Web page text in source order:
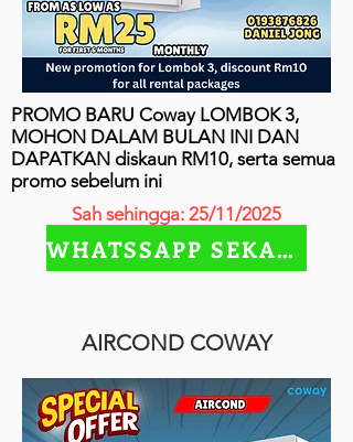
PROMO BARU Coway LOMBOK 3,
MOHON DALAM BULAN INI DAN
DAPATKAN diskaun RM10, serta semua
promo sebelum ini
Sah sehingga: 25/11/2025
WHATSSAPP SEKARANG
AIRCOND COWAY